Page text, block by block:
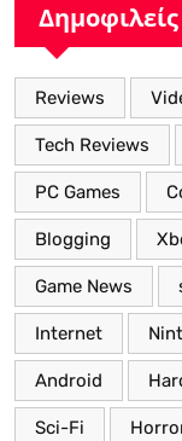
Reviews
Tech Reviews
PC Games
Blogging
Game News
Internet
Android
Sci-Fi